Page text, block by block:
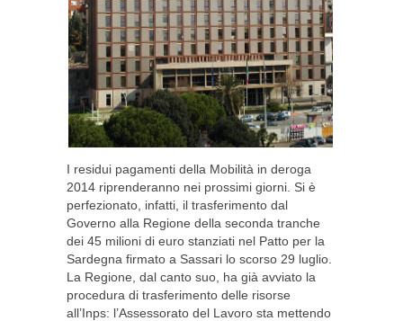
I residui pagamenti della Mobilità in deroga
2014 riprenderanno nei prossimi giorni. Si è
perfezionato, infatti, il trasferimento dal
Governo alla Regione della seconda tranche
dei 45 milioni di euro stanziati nel Patto per la
Sardegna firmato a Sassari lo scorso 29 luglio.
La Regione, dal canto suo, ha già avviato la
procedura di trasferimento delle risorse
all’Inps: l’Assessorato del Lavoro sta mettendo